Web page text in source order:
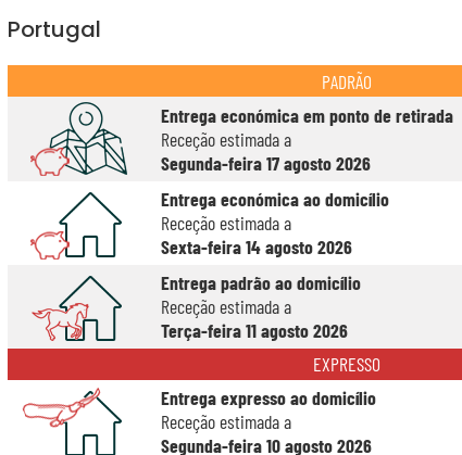
Portugal
PADRÃO
Entrega económica em ponto de retirada
Receção estimada a
Segunda-feira 17 agosto 2026
Entrega económica ao domicílio
Receção estimada a
Sexta-feira 14 agosto 2026
Entrega padrão ao domicílio
Receção estimada a
Terça-feira 11 agosto 2026
EXPRESSO
Entrega expresso ao domicílio
Receção estimada a
Segunda-feira 10 agosto 2026